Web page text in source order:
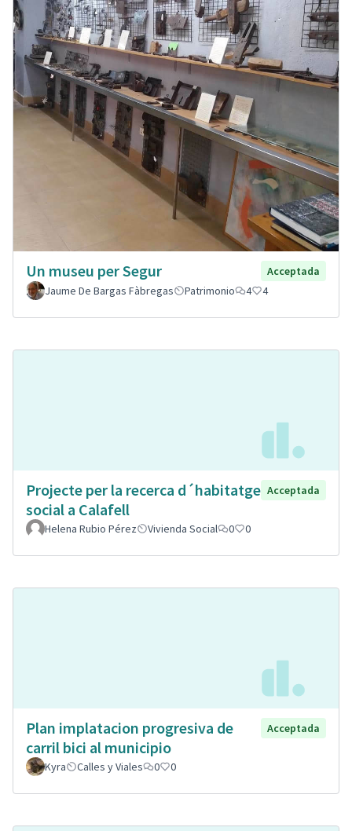
Un museu per Segur
Acceptada
Jaume De Bargas Fàbregas
Patrimonio 4 4
Projecte per la recerca d´habitatge
social a Calafell
Acceptada
Helena Rubio Pérez Vivienda Social 0 0
Plan implatacion progresiva de
carril bici al municipio
Acceptada
Kyra Calles y Viales 0 0